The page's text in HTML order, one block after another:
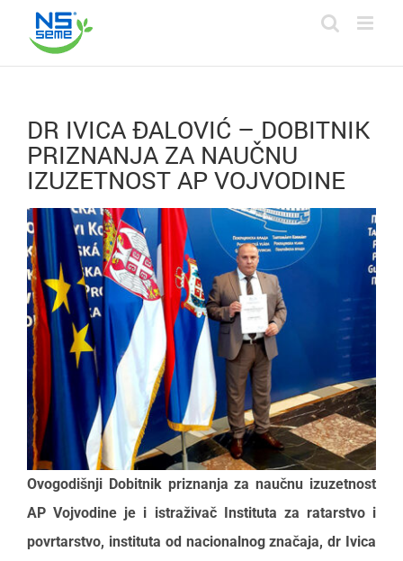
content
DR IVICA ĐALOVIĆ – DOBITNIK
PRIZNANJA ZA NAUČNU
IZUZETNOST AP VOJVODINE
Ovogodišnji Dobitnik priznanja za naučnu izuzetnost
AP Vojvodine je i istraživač Instituta za ratarstvo i
povrtarstvo, instituta od nacionalnog značaja, dr Ivica